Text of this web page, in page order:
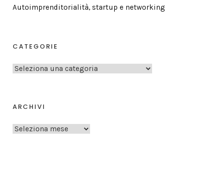
Autoimprenditorialità, startup e networking
CATEGORIE
C
e
o
ARCHIVI
A